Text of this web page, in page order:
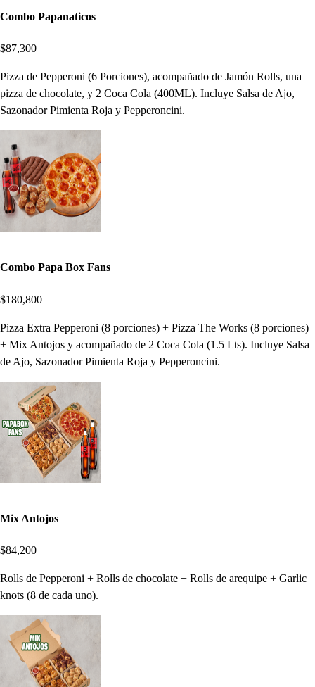
Combo Papanaticos
$87,300
Pizza de Pepperoni (6 Porciones), acompañado de Jamón Rolls, una
pizza de chocolate, y 2 Coca Cola (400ML). Incluye Salsa de Ajo,
Sazonador Pimienta Roja y Pepperoncini.
Combo Papa Box Fans
$180,800
Pizza Extra Pepperoni (8 porciones) + Pizza The Works (8 porciones)
+ Mix Antojos y acompañado de 2 Coca Cola (1.5 Lts). Incluye Salsa
de Ajo, Sazonador Pimienta Roja y Pepperoncini.
Mix Antojos
$84,200
Rolls de Pepperoni + Rolls de chocolate + Rolls de arequipe + Garlic
knots (8 de cada uno).